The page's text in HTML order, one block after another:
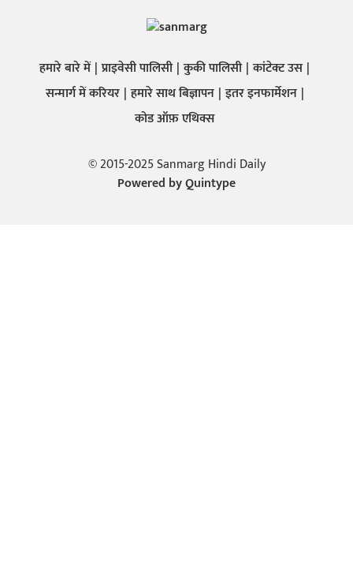
हमारे बारे में प्राइवेसी पालिसी कुकी पालिसी कांटेक्ट उस
सन्मार्ग में करियर हमारे साथ बिज्ञापन इतर इनफार्मेशन
कोड ऑफ़ एथिक्स
© 2015-2025 Sanmarg Hindi Daily
Powered byQuintype